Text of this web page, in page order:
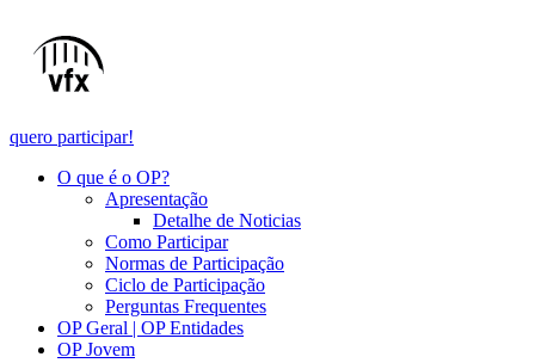
quero participar!
O que é o OP?
Apresentação
Detalhe de Noticias
Como Participar
Normas de Participação
Ciclo de Participação
Perguntas Frequentes
OP Geral | OP Entidades
OP Jovem